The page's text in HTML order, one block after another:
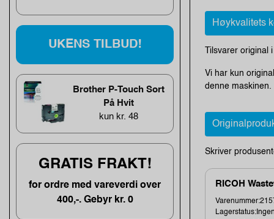
UKENS TILBUD!
Brother P-Touch Sort
På Hvit
kun kr. 48
GRATIS FRAKT!
for ordre med vareverdi over
400,-. Gebyr kr. 0
Høykvalitets
Tilsvarer original
Vi har kun
denne
Skriver
RICOH